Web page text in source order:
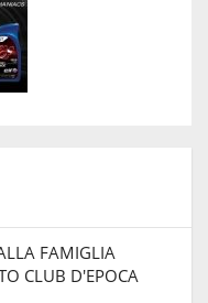
FAMIGLIA
CLUB D'EPOCA